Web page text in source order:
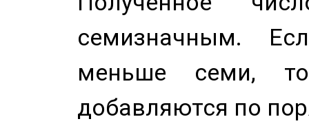
семизначным.
меньше семи,
добавляются по